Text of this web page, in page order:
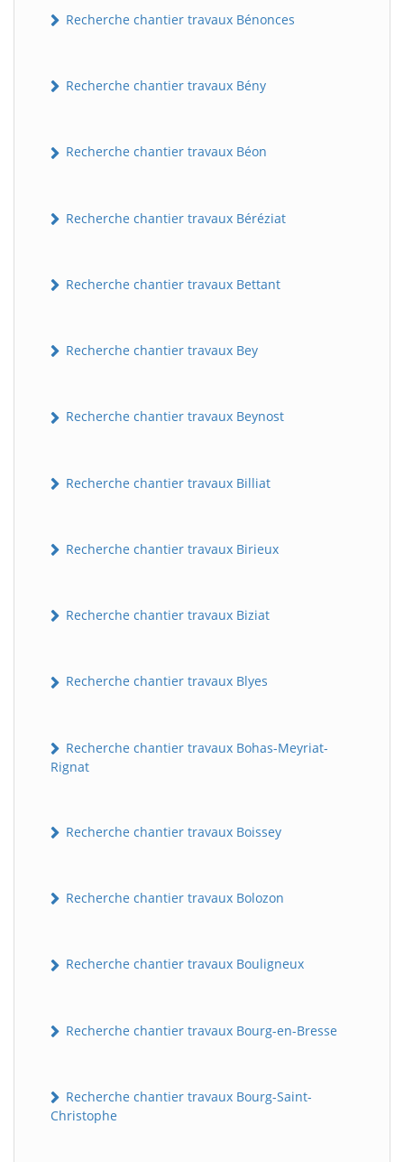
Recherche chantier travaux Bénonces
Recherche chantier travaux Bény
Recherche chantier travaux Béon
Recherche chantier travaux Béréziat
Recherche chantier travaux Bettant
Recherche chantier travaux Bey
Recherche chantier travaux Beynost
Recherche chantier travaux Billiat
Recherche chantier travaux Birieux
Recherche chantier travaux Biziat
Recherche chantier travaux Blyes
Recherche chantier travaux Bohas-Meyriat-
Rignat
Recherche chantier travaux Boissey
Recherche chantier travaux Bolozon
Recherche chantier travaux Bouligneux
Recherche chantier travaux Bourg-en-Bresse
Recherche chantier travaux Bourg-Saint-
Christophe